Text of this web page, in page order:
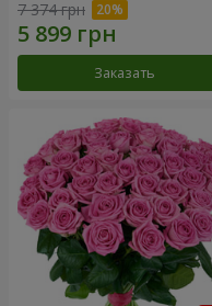
7 374 грн
Заказать